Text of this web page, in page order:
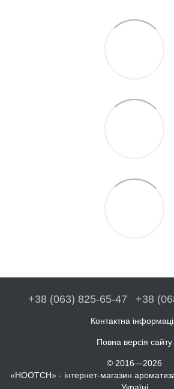
+38 (063) 825-65-47 +38
Контактна
Повна версія сайту
© 2016—2026
«HOOTCH» - інтернет-магазин
Україні